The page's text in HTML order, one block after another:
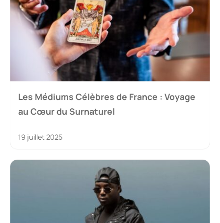
Les Médiums Célèbres de France : Voyage
au Cœur du Surnaturel
19 juillet 2025